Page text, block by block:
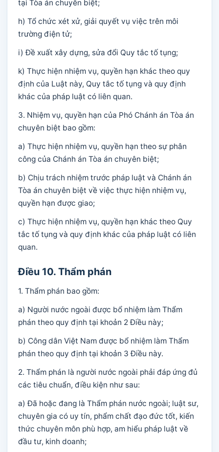
tại Tòa án chuyên biệt;
h) Tổ chức xét xử, giải quyết vụ việc trên môi
trường điện tử;
i) Đề xuất xây dựng, sửa đổi Quy tắc tố tụng;
k) Thực hiện nhiệm vụ, quyền hạn khác theo quy
định của Luật này, Quy tắc tố tụng và quy định
khác của pháp luật có liên quan.
3. Nhiệm vụ, quyền hạn của Phó Chánh án Tòa án
chuyên biệt bao gồm:
a) Thực hiện nhiệm vụ, quyền hạn theo sự phân
công của Chánh án Tòa án chuyên biệt;
b) Chịu trách nhiệm trước pháp luật và Chánh án
Tòa án chuyên biệt về việc thực hiện nhiệm vụ,
quyền hạn được giao;
c) Thực hiện nhiệm vụ, quyền hạn khác theo Quy
tắc tố tụng và quy định khác của pháp luật có liên
quan.
Điều 10. Thẩm phán
1. Thẩm phán bao gồm:
a) Người nước ngoài được bổ nhiệm làm Thẩm
phán theo quy định tại khoản 2 Điều này;
b) Công dân Việt Nam được bổ nhiệm làm Thẩm
phán theo quy định tại khoản 3 Điều này.
2. Thẩm phán là người nước ngoài phải đáp ứng đủ
các tiêu chuẩn, điều kiện như sau:
a) Đã hoặc đang là Thẩm phán nước ngoài; luật sư,
chuyên gia có uy tín, phẩm chất đạo đức tốt, kiến
thức chuyên môn phù hợp, am hiểu pháp luật về
đầu tư, kinh doanh;